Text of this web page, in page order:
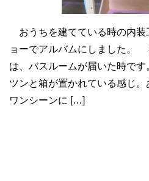
おうちを建てている時の内装
ョーでアルバムにしました。
は、バスルームが届いた時で
ツンと箱が置かれている感じ
ワンシーンに […]